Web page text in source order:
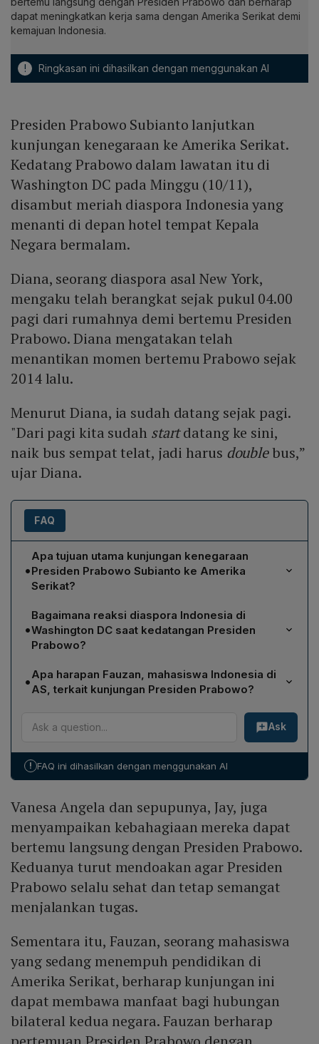
dapat meningkatkan kerja sama dengan Amerika Serikat demi
kemajuan Indonesia.
! Ringkasan ini dihasilkan dengan menggunakan AI
Presiden Prabowo Subianto lanjutkan
kunjungan kenegaraan ke Amerika Serikat.
Kedatang Prabowo dalam lawatan itu di
Washington DC pada Minggu (10/11),
disambut meriah diaspora Indonesia yang
menanti di depan hotel tempat Kepala
Negara bermalam.
Diana, seorang diaspora asal New York,
mengaku telah berangkat sejak pukul 04.00
pagi dari rumahnya demi bertemu Presiden
Prabowo. Diana mengatakan telah
menantikan momen bertemu Prabowo sejak
2014 lalu.
Menurut Diana, ia sudah datang sejak pagi.
"Dari pagi kita sudah startdatang ke sini,
naik bus sempat telat, jadi harus doublebus,”
ujar Diana.
FAQ
•
Apa tujuan utama kunjungan kenegaraan
Presiden Prabowo Subianto ke Amerika
Serikat?
Kunjungan tersebut dilakukan atas undangan
kehormatan AS dan bertujuan memperkuat hubungan
bilateral. Presiden Prabowo dijadwalkan bertemu
pertemuan dengan mantan presiden Donald Trump,
dengan harapan menambah kerja sama di bidang
•
Bagaimana reaksi diaspora Indonesia di
Washington DC saat kedatangan Presiden
Prabowo?
Diaspora menyambut kedatangan Prabowo dengan
antusias. Diana berangkat sejak dini untuk bertemu
sang Presiden, sementara Vanesa Angela dan
sepupunya Jay mengungkapkan kebahagiaan serta
mendoakan kesehatan Prabowo. Memes Wisoko dari
Dharma Wanita Persatuan juga menyatakan rasa
bangga dapat bersalaman langsung dengan Presiden.
•Apa harapan Fauzan, mahasiswa Indonesia di
AS, terkait kunjungan Presiden Prabowo?
Fauzan berharap pertemuan Prabowo dengan pejabat
AS, termasuk Joe Biden, dapat memperdalam kerja
sama bilateral. Ia menekankan harapan agar kunjungan
keamanan, dan edukasi, sehingga manfaatnya
kedua negara.
Ask
! FAQ ini dihasilkan dengan menggunakan AI
Vanesa Angela dan sepupunya, Jay, juga
menyampaikan kebahagiaan mereka dapat
bertemu langsung dengan Presiden Prabowo.
Keduanya turut mendoakan agar Presiden
Prabowo selalu sehat dan tetap semangat
menjalankan tugas.
Sementara itu, Fauzan, seorang mahasiswa
yang sedang menempuh pendidikan di
Amerika Serikat, berharap kunjungan ini
dapat membawa manfaat bagi hubungan
bilateral kedua negara. Fauzan berharap